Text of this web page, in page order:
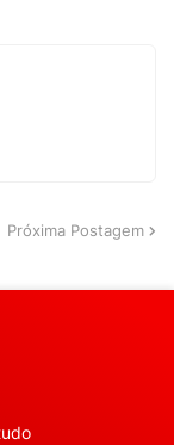
Próxima Postagem